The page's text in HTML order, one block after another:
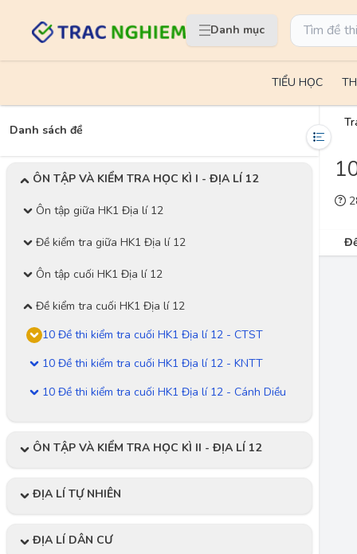
Danh mục
TIỂU HỌC
Danh sách đề
ÔN TẬP VÀ KIỂM TRA HỌC KÌ I - ĐỊA LÍ 12
Ôn tập giữa HK1 Địa lí 12
Đề kiểm tra giữa HK1 Địa lí 12
Ôn tập cuối HK1 Địa lí 12
Đề kiểm tra cuối HK1 Địa lí 12
10 Đề thi kiểm tra cuối HK1 Địa lí 12 - CTST
10 Đề thi kiểm tra cuối HK1 Địa lí 12 - KNTT
10 Đề thi kiểm tra cuối HK1 Địa lí 12 - Cánh Diều
ÔN TẬP VÀ KIỂM TRA HỌC KÌ II - ĐỊA LÍ 12
ĐỊA LÍ TỰ NHIÊN
ĐỊA LÍ DÂN CƯ